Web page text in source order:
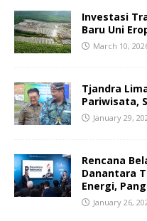
Investasi
Baru Uni
March 10,
Tjandra
Pariwisata,
January 29,
Rencana
Danantara
Energi,
January 26,